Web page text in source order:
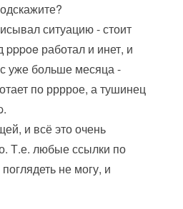
ситуацию - стоит
работал и инет, и
уже больше месяца -
по ррррое, а тушинец
и всё это очень
Т.е. любые ссылки по
не могу, и